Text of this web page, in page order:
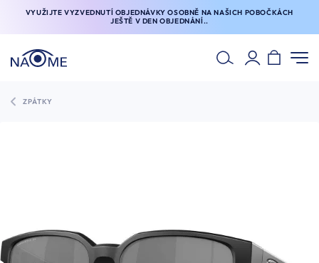
VYUŽIJTE VYZVEDNUTÍ OBJEDNÁVKY OSOBNĚ NA NAŠICH POBOČKÁCH
JEŠTĚ V DEN OBJEDNÁNÍ..
ZPÁTKY